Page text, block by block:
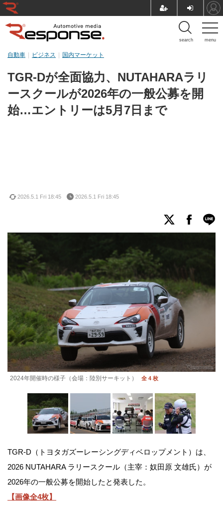
menu
search
TGR-Dが全面協力、NUTAHARAラリ
ースクールが2026年の一般公募を開
始…エントリーは5月7日まで
自動車 ビジネス 国内マーケット
2026.5.1 Fri 18:45 2026.5.1 Fri 18:45
2024年開催時の様子（会場：陸別サーキット） 全 4 枚
TGR-D（トヨタガズーレーシングディベロップメント）は、
2026 NUTAHARA ラリースクール（主宰：奴田原 文雄氏）が
2026年の一般公募を開始したと発表した。
【画像全4枚】